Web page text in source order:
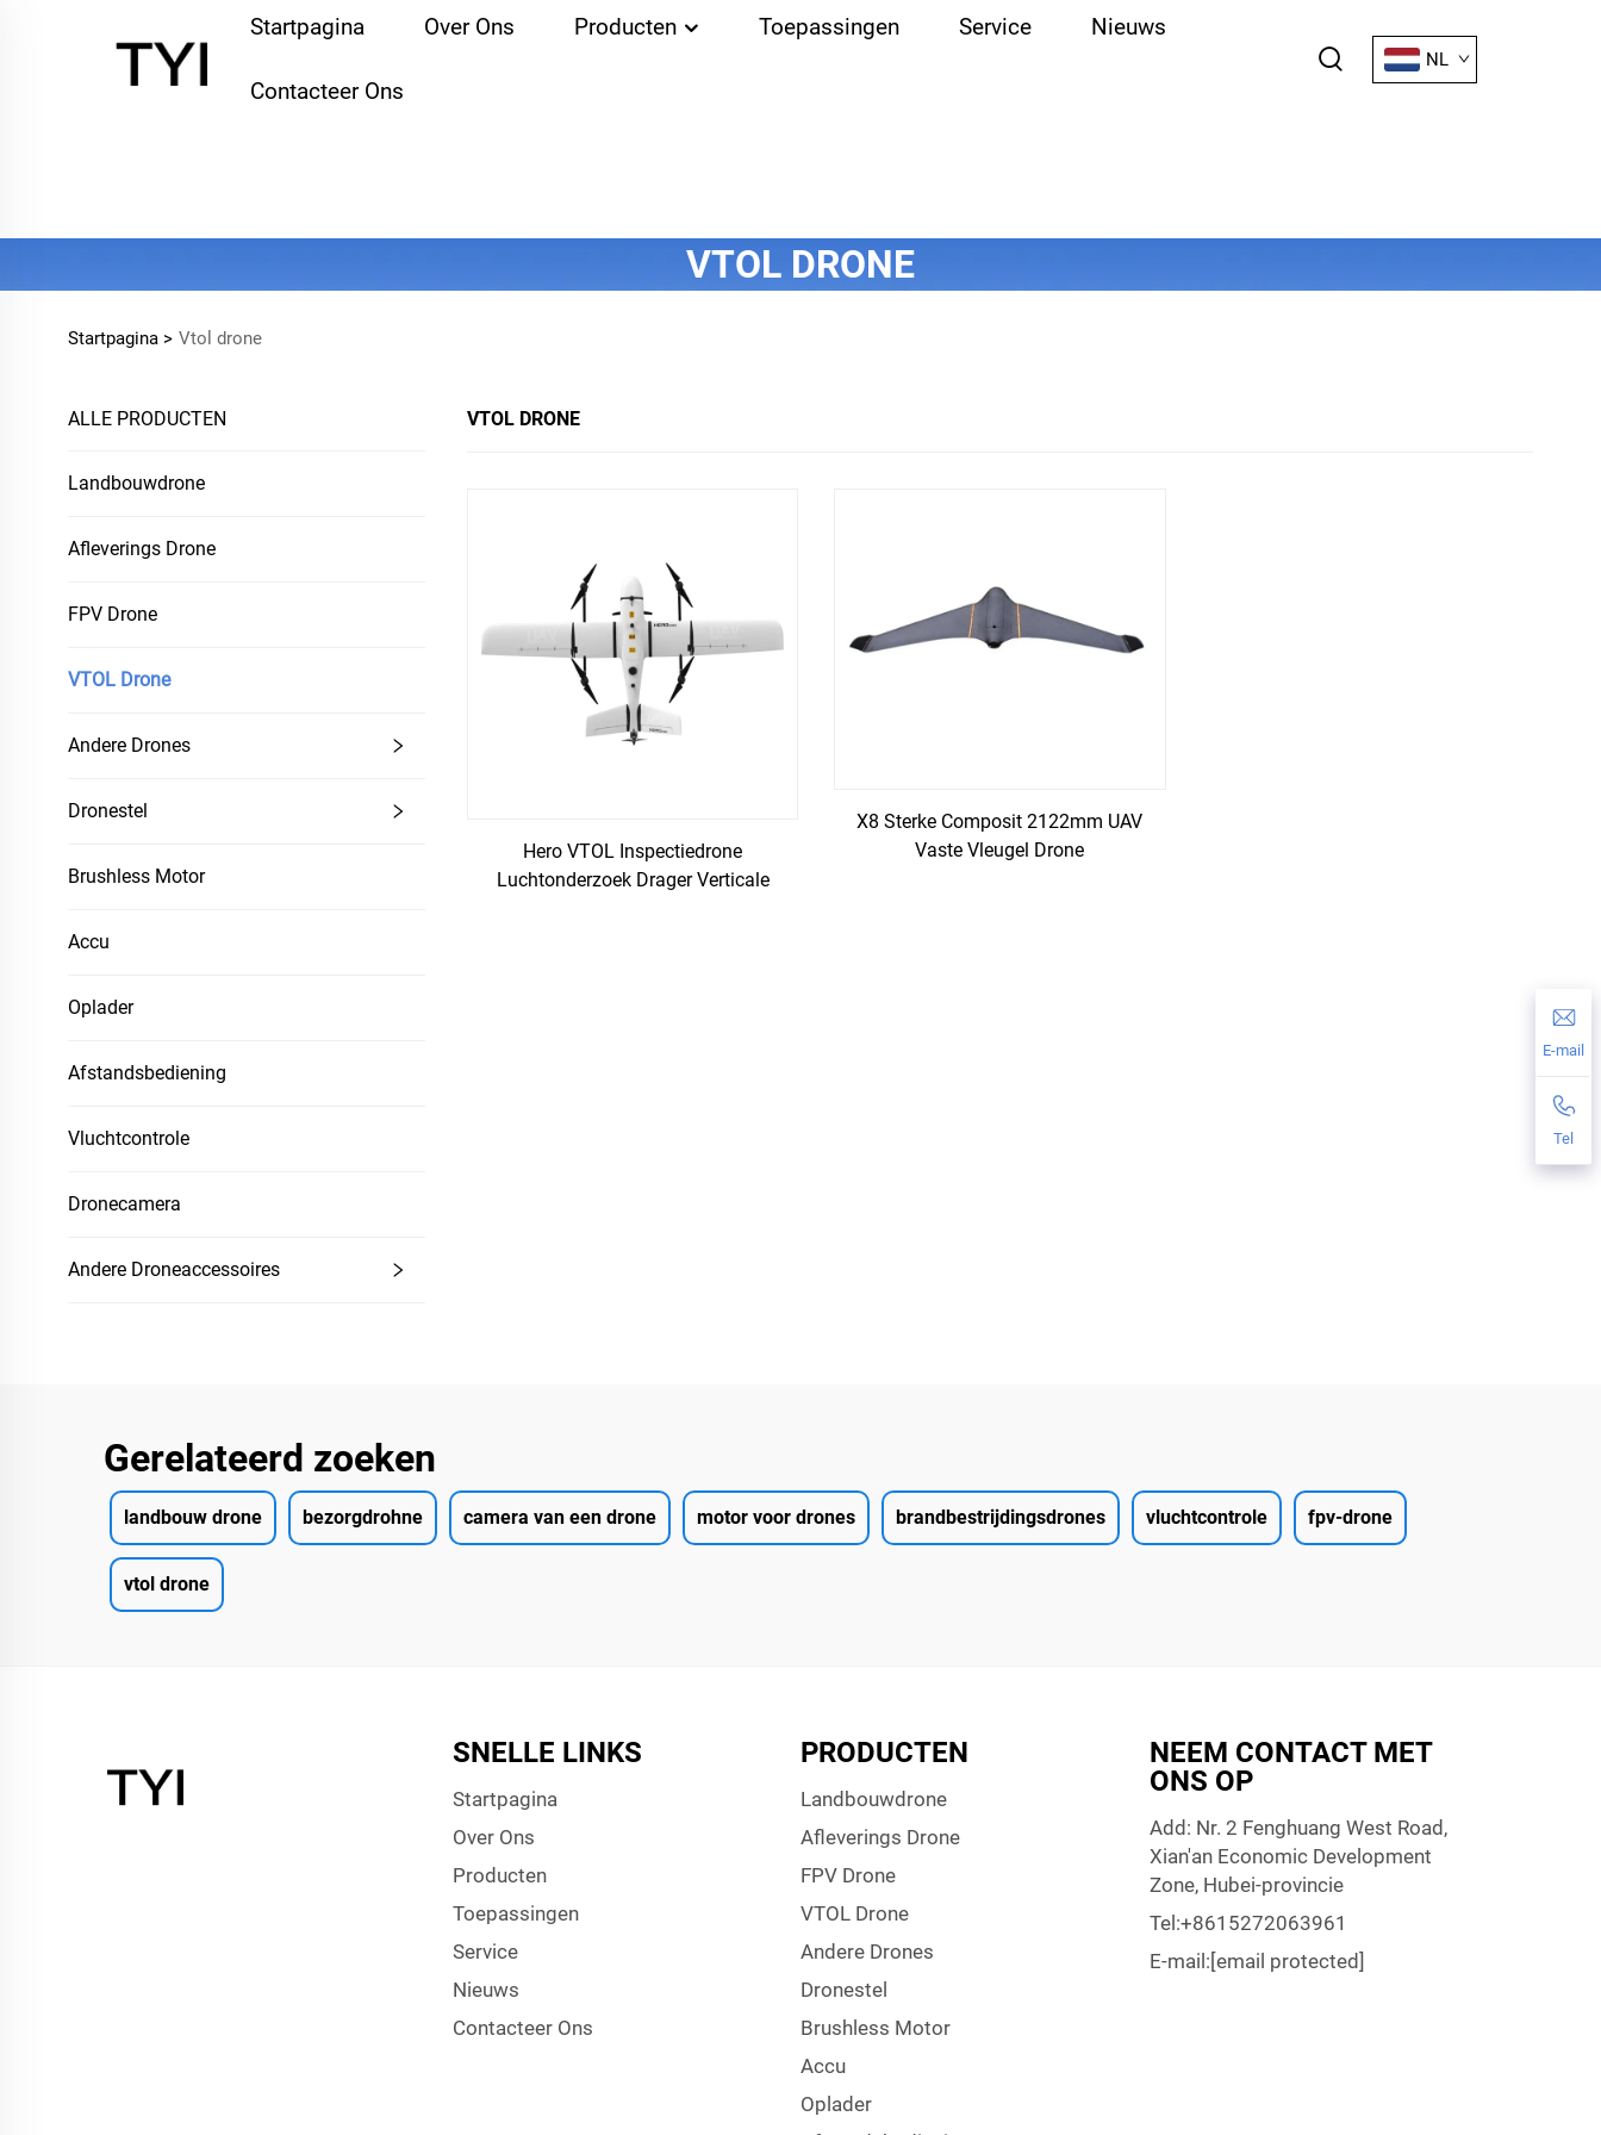
Startpagina Over Ons Producten Toepassingen Service Nieuws
Contacteer Ons
NL
VTOL DRONE
Startpagina > Vtol drone
ALLE PRODUCTEN
Landbouwdrone
Afleverings Drone
FPV Drone
VTOL Drone
Andere Drones
Dronestel
Brushless Motor
Accu
Oplader
Afstandsbediening
Vluchtcontrole
Dronecamera
Andere Droneaccessoires
VTOL DRONE
Hero VTOL Inspectiedrone
Luchtonderzoek Drager Verticale
X8 Sterke Composit 2122mm UAV
Vaste Vleugel Drone
E-mail
Tel
Gerelateerd zoeken
landbouw drone bezorgdrohne camera van een drone motor voor drones brandbestrijdingsdrones vluchtcontrole fpv-drone
vtol drone
SNELLE LINKS
Startpagina
Over Ons
Producten
Toepassingen
Service
Nieuws
Contacteer Ons
PRODUCTEN
Landbouwdrone
Afleverings Drone
FPV Drone
VTOL Drone
Andere Drones
Dronestel
Brushless Motor
Accu
Oplader
NEEM CONTACT MET
ONS OP
Add: Nr. 2 Fenghuang West Road,
Xian'an Economic Development
Zone, Hubei-provincie
Tel:+8615272063961
E-mail: [email protected]